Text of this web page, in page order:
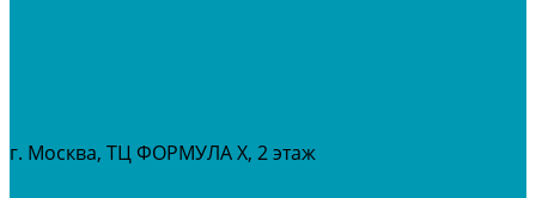
г. Москва, ТЦ ФОРМУЛА Х, 2 этаж